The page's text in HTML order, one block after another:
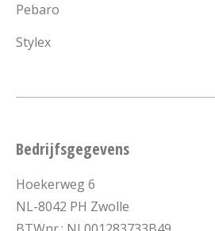
Pebaro
Stylex
Bedrijfsgegevens
Hoekerweg 6
NL-8042 PH Zwolle